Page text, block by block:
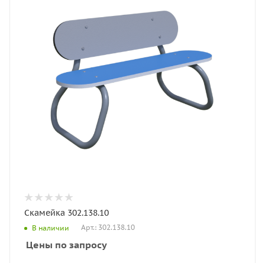
Скамейка 302.138.10
В наличии Арт.: 302.138.10
Цены по запросу